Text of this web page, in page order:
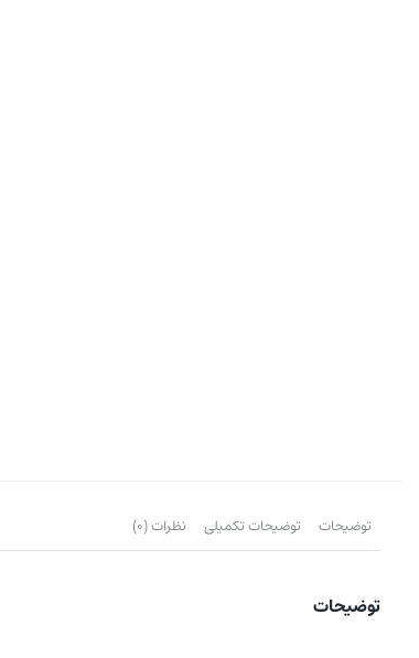
توضیحات توضیحات تکمیلی نظرات (0)
توضیحات